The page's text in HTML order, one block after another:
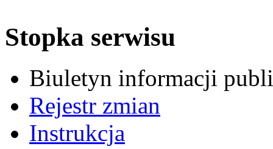
Stopka serwisu
Biuletyn informacji
Rejestr zmian
Instrukcja